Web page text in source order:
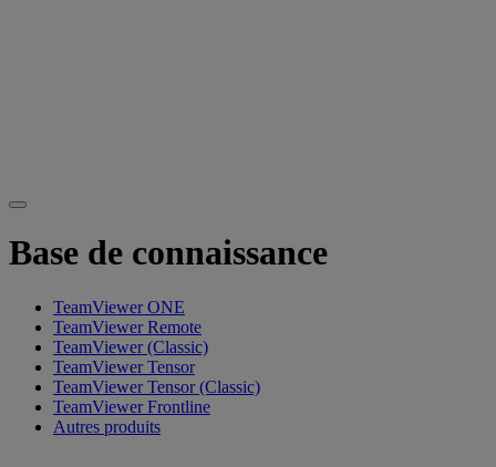
Base de connaissance
TeamViewer ONE
TeamViewer Remote
TeamViewer (Classic)
TeamViewer Tensor
TeamViewer Tensor (Classic)
TeamViewer Frontline
Autres produits